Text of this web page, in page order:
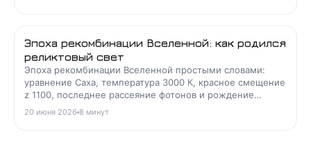
Эпоха рекомбинации Вселенной: как родился
реликтовый свет
Эпоха рекомбинации Вселенной простыми словами:
уравнение Саха, температура 3000 К, красное смещение
z 1100, последнее рассеяние фотонов и рождение
реликтового излучения.
20 июня 2026 8 минут